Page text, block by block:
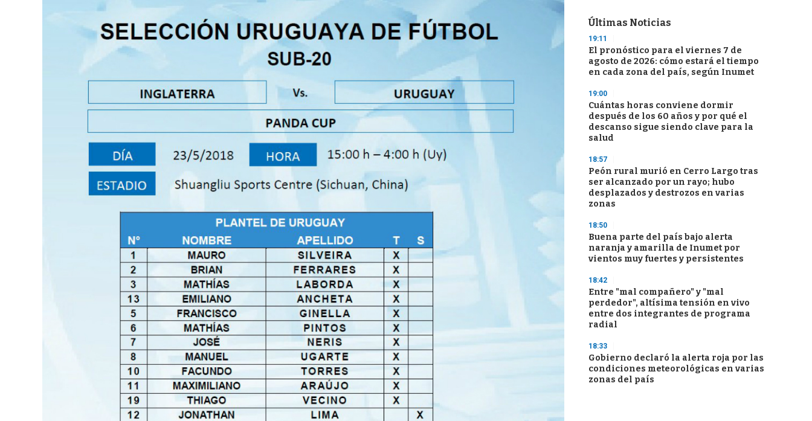
Últimas Noticias
19:11
El pronóstico para el viernes 7 de
agosto de 2026: cómo estará el tiempo
en cada zona del país, según Inumet
19:00
Cuántas horas conviene dormir
después de los 60 años y por qué el
descanso sigue siendo clave para la
salud
18:57
Peón rural murió en Cerro Largo tras
ser alcanzado por un rayo; hubo
desplazados y destrozos en varias
zonas
18:50
Buena parte del país bajo alerta
naranja y amarilla de Inumet por
vientos muy fuertes y persistentes
18:42
Entre "mal compañero" y "mal
perdedor", altísima tensión en vivo
entre dos integrantes de programa
radial
18:33
Gobierno declaró la alerta roja por las
condiciones meteorológicas en varias
zonas del país